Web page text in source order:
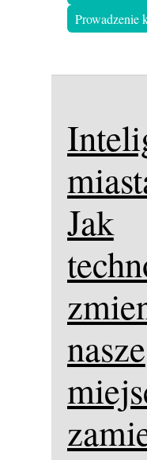
Prowadzenie
Jak
nasze